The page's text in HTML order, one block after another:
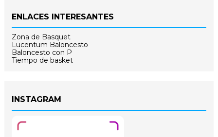
ENLACES INTERESANTES
Zona de Basquet
Lucentum Baloncesto
Baloncesto con P
Tiempo de basket
INSTAGRAM